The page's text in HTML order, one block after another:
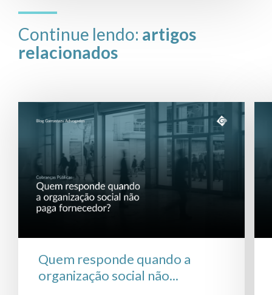
Continue lendo: artigos
relacionados
Quem responde quando a
organização social não...